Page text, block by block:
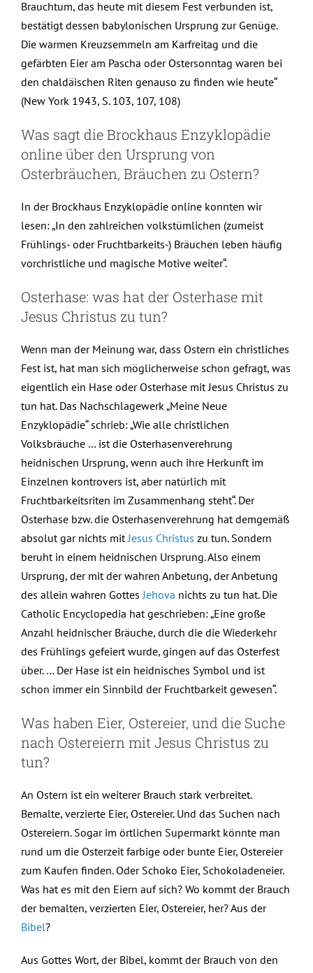
Brauchtum, das heute mit diesem Fest verbunden ist,
bestätigt dessen babylonischen Ursprung zur Genüge.
Die warmen Kreuzsemmeln am Karfreitag und die
gefärbten Eier am Pascha oder Ostersonntag waren bei
den chaldäischen Riten genauso zu finden wie heute“
(New York 1943, S. 103, 107, 108)
Was sagt die Brockhaus Enzyklopädie
online über den Ursprung von
Osterbräuchen, Bräuchen zu Ostern?
In der Brockhaus Enzyklopädie online konnten wir
lesen: „In den zahlreichen volkstümlichen (zumeist
Frühlings- oder Fruchtbarkeits-) Bräuchen leben häufig
vorchristliche und magische Motive weiter“.
Osterhase: was hat der Osterhase mit
Jesus Christus zu tun?
Wenn man der Meinung war, dass Ostern ein christliches
Fest ist, hat man sich möglicherweise schon gefragt, was
eigentlich ein Hase oder Osterhase mit Jesus Christus zu
tun hat. Das Nachschlagewerk „Meine Neue
Enzyklopädie“ schrieb: „Wie alle christlichen
Volksbräuche … ist die Osterhasenverehrung
heidnischen Ursprung, wenn auch ihre Herkunft im
Einzelnen kontrovers ist, aber natürlich mit
Fruchtbarkeitsriten im Zusammenhang steht“. Der
Osterhase bzw. die Osterhasenverehrung hat demgemäß
absolut gar nichts mit Jesus Christus zu tun. Sondern
beruht in einem heidnischen Ursprung. Also einem
Ursprung, der mit der wahren Anbetung, der Anbetung
des allein wahren Gottes Jehova nichts zu tun hat. Die
Catholic Encyclopedia hat geschrieben: „Eine große
Anzahl heidnischer Bräuche, durch die die Wiederkehr
des Frühlings gefeiert wurde, gingen auf das Osterfest
über. … Der Hase ist ein heidnisches Symbol und ist
schon immer ein Sinnbild der Fruchtbarkeit gewesen“.
Was haben Eier, Ostereier, und die Suche
nach Ostereiern mit Jesus Christus zu
tun?
An Ostern ist ein weiterer Brauch stark verbreitet.
Bemalte, verzierte Eier, Ostereier. Und das Suchen nach
Ostereiern. Sogar im örtlichen Supermarkt könnte man
rund um die Osterzeit farbige oder bunte Eier, Ostereier
zum Kaufen finden. Oder Schoko Eier, Schokoladeneier.
Was hat es mit den Eiern auf sich? Wo kommt der Brauch
der bemalten, verzierten Eier, Ostereier, her? Aus der
Bibel?
Aus Gottes Wort, der Bibel, kommt der Brauch von den